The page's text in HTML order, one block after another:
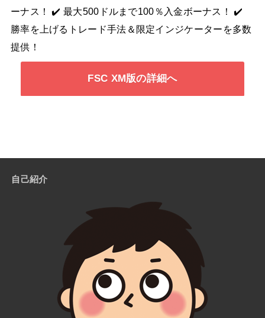
ーナス！ ✔️ 最大500ドルまで100％入金ボーナス！ ✔️
勝率を上げるトレード手法＆限定インジケーターを多数
提供！
FSC XM版の詳細へ
自己紹介